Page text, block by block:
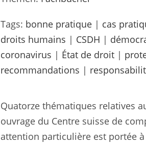
Tags: bonne pratique| cas
droits humains | CSDH |
coronavirus | État de droit|
recommandations |
Quatorze thématiques relatives
ouvrage du Centre suisse de
attention particulière est portée